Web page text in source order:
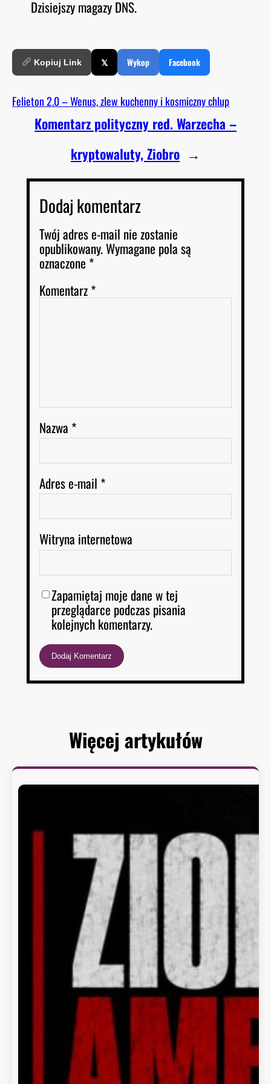
O
RSS FEED
Dzisiejszy magazy DNS.
Kopiuj Link 𝕏 Wykop Facebook
Felieton 2.0 – Wenus, zlew kuchenny i kosmiczny chlup
Komentarz polityczny red. Warzecha –
kryptowaluty, Ziobro →
Dodaj komentarz
Twój adres e-mail nie zostanie
opublikowany.Wymagane pola są
oznaczone *
Komentarz*
Nazwa *
Adres e-mail *
Witryna internetowa
Zapamiętaj moje dane w tej
przeglądarce podczas pisania
kolejnych komentarzy.
Więcej artykułów